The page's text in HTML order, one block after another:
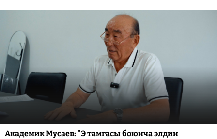
Академик Мусаев: "Э тамгасы боюнча элдин